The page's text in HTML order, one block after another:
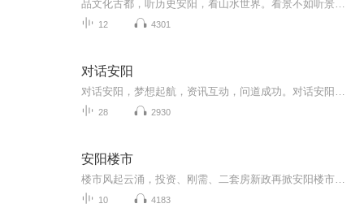
12 4301
对话安阳
28 2930
安阳楼市
10 4183